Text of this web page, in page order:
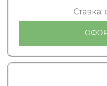
Ставка: